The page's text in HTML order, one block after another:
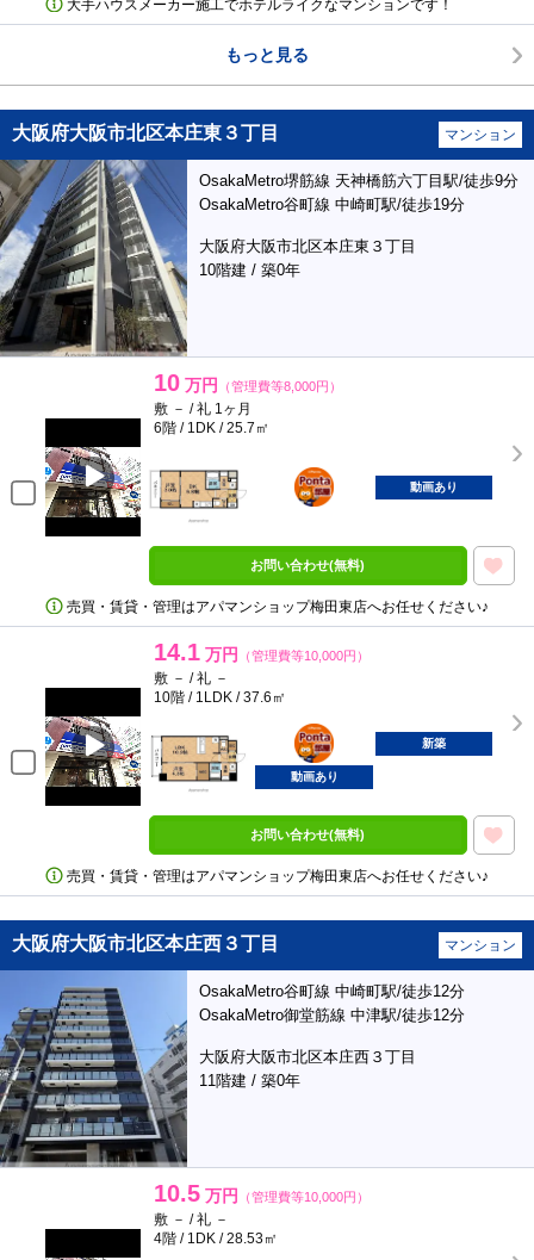
大手ハウスメーカー施工でホテルライクなマンションです！
もっと見る
大阪府大阪市北区本庄東３丁目 マンション
OsakaMetro堺筋線 天神橋筋六丁目駅/徒歩9分
OsakaMetro谷町線 中崎町駅/徒歩19分
大阪府大阪市北区本庄東３丁目
10階建 / 築0年
10 万円 （管理費等8,000円）
敷 － / 礼 1ヶ月
6階 / 1DK / 25.7㎡
ポンタ
部屋
動画あり
お問い合わせ(無料)
売買・賃貸・管理はアパマンショップ梅田東店へお任せください♪
14.1 万円 （管理費等10,000円）
敷 － / 礼 －
10階 / 1LDK / 37.6㎡
ポンタ
部屋
新築
動画あり
お問い合わせ(無料)
売買・賃貸・管理はアパマンショップ梅田東店へお任せください♪
大阪府大阪市北区本庄西３丁目 マンション
OsakaMetro谷町線 中崎町駅/徒歩12分
OsakaMetro御堂筋線 中津駅/徒歩12分
大阪府大阪市北区本庄西３丁目
11階建 / 築0年
10.5 万円 （管理費等10,000円）
敷 － / 礼 －
4階 / 1DK / 28.53㎡